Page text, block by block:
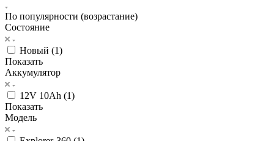
По популярности (возрастание)
Состояние
Новый (1)
Показать
Аккумулятор
12V 10Ah (1)
Показать
Модель